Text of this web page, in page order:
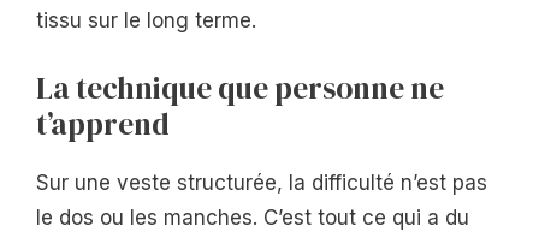
tissu sur le long terme.
La technique que personne ne
t’apprend
Sur une veste structurée, la difficulté n’est pas
le dos ou les manches. C’est tout ce qui a du